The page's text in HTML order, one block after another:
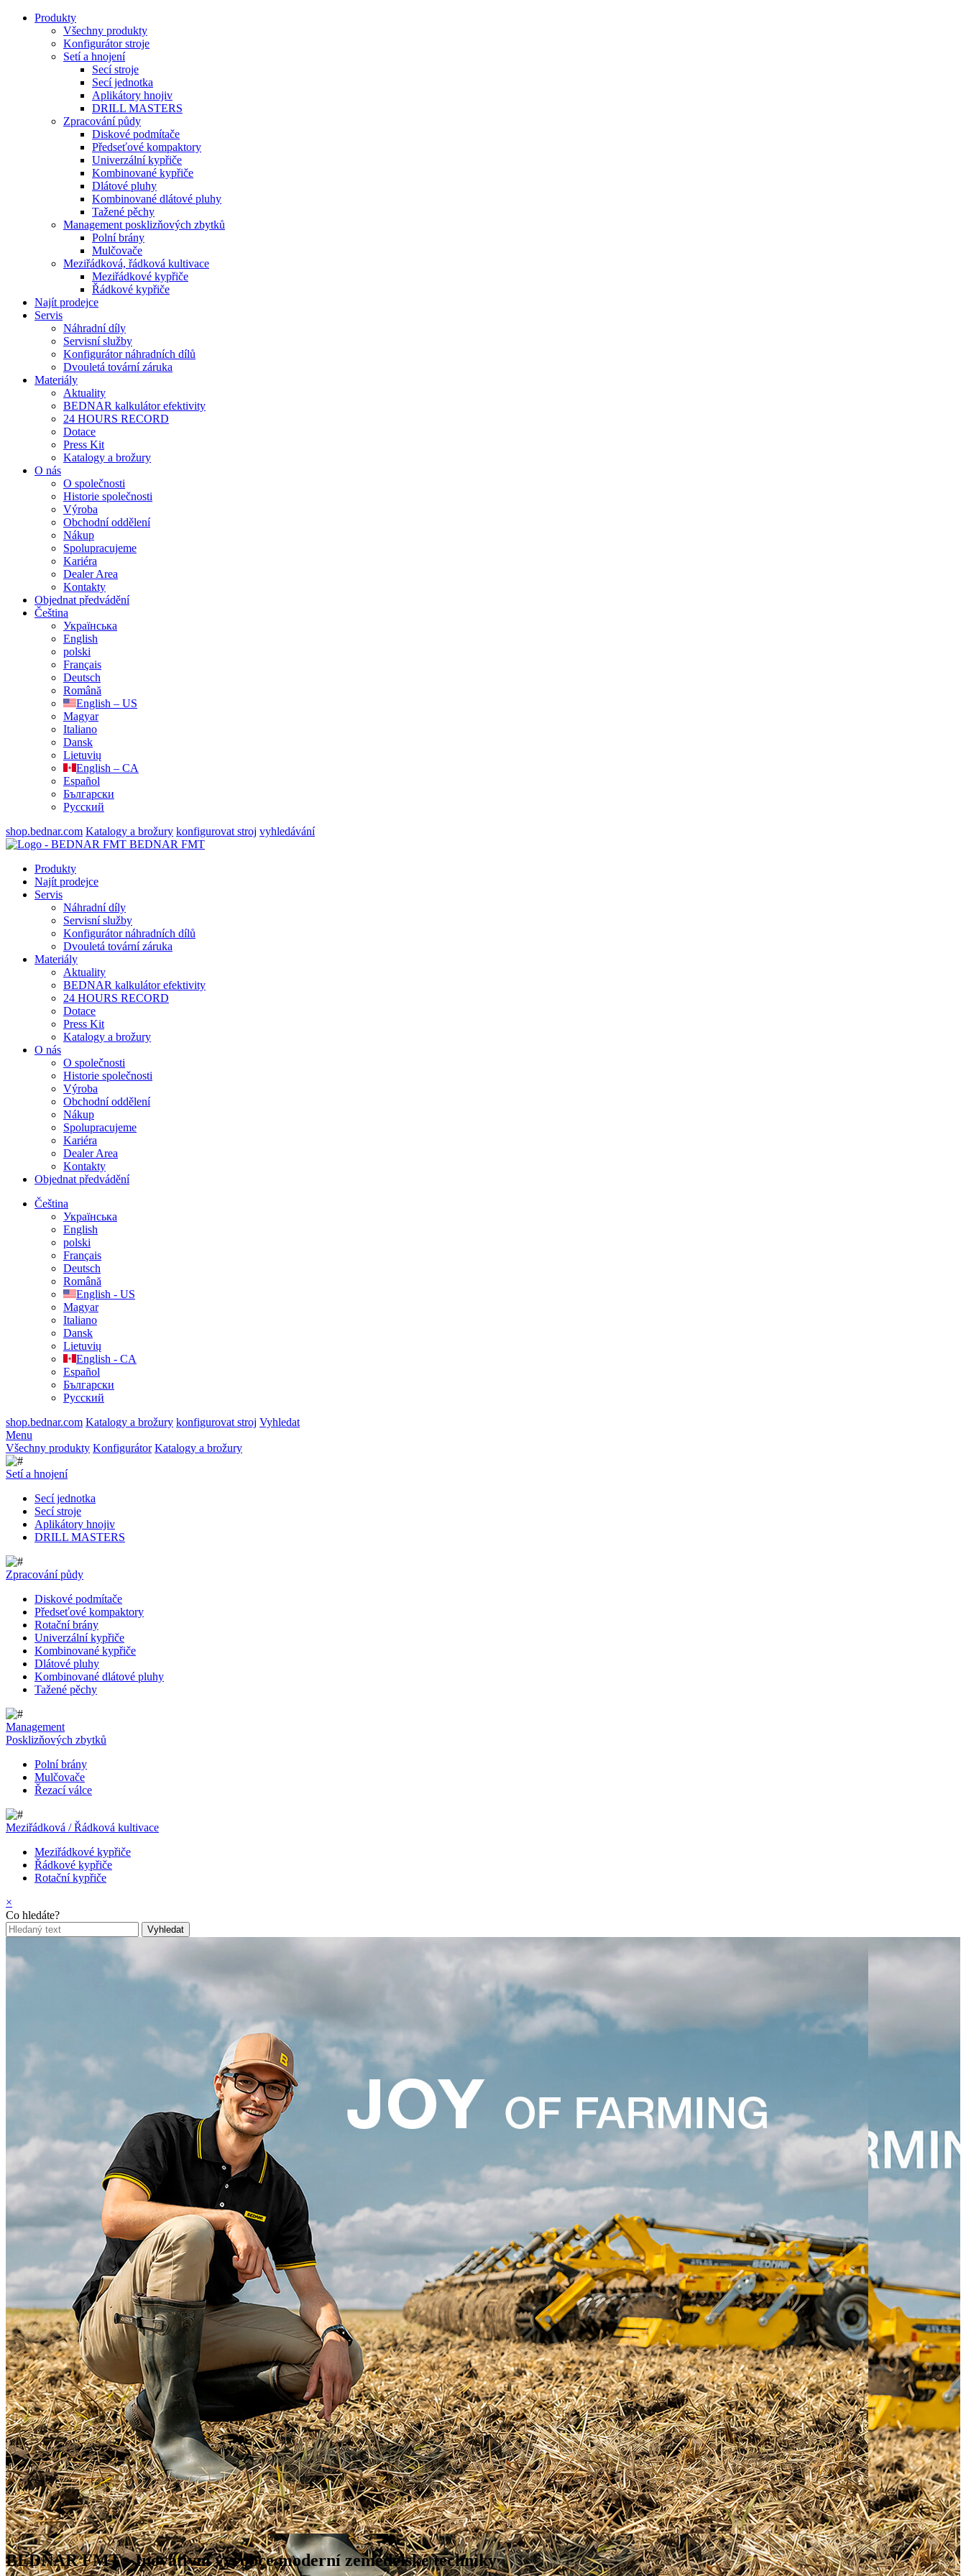
Produkty
Všechny produkty
Konfigurátor stroje
Setí a hnojení
Secí stroje
Secí jednotka
Aplikátory hnojiv
DRILL MASTERS
Zpracování půdy
Diskové podmítače
Předseťové kompaktory
Univerzální kypřiče
Kombinované kypřiče
Dlátové pluhy
Kombinované dlátové pluhy
Tažené pěchy
Management posklizňových zbytků
Polní brány
Mulčovače
Meziřádková, řádková kultivace
Meziřádkové kypřiče
Řádkové kypřiče
Najít prodejce
Servis
Náhradní díly
Servisní služby
Konfigurátor náhradních dílů
Dvouletá tovární záruka
Materiály
Aktuality
BEDNAR kalkulátor efektivity
24 HOURS RECORD
Dotace
Press Kit
Katalogy a brožury
O nás
O společnosti
Historie společnosti
Výroba
Obchodní oddělení
Nákup
Spolupracujeme
Kariéra
Dealer Area
Kontakty
Objednat předvádění
Čeština
Українська
English
polski
Français
Deutsch
Română
English – US
Magyar
Italiano
Dansk
Lietuvių
English – CA
Español
Български
Русский
shop.bednar.com Katalogy a brožury konfigurovat stroj vyhledávání
BEDNAR FMT
Produkty
Najít prodejce
Servis
Náhradní díly
Servisní služby
Konfigurátor náhradních dílů
Dvouletá tovární záruka
Materiály
Aktuality
BEDNAR kalkulátor efektivity
24 HOURS RECORD
Dotace
Press Kit
Katalogy a brožury
O nás
O společnosti
Historie společnosti
Výroba
Obchodní oddělení
Nákup
Spolupracujeme
Kariéra
Dealer Area
Kontakty
Objednat předvádění
Čeština
Українська
English
polski
Français
Deutsch
Română
English - US
Magyar
Italiano
Dansk
Lietuvių
English - CA
Español
Български
Русский
shop.bednar.com Katalogy a brožury konfigurovat stroj Vyhledat
Menu
Všechny produkty Konfigurátor Katalogy a brožury
Setí a hnojení
Secí jednotka
Secí stroje
Aplikátory hnojiv
DRILL MASTERS
Zpracování půdy
Diskové podmítače
Předseťové kompaktory
Rotační brány
Univerzální kypřiče
Kombinované kypřiče
Dlátové pluhy
Kombinované dlátové pluhy
Tažené pěchy
Management
Posklizňových zbytků
Polní brány
Mulčovače
Řezací válce
Meziřádková / Řádková kultivace
Meziřádkové kypřiče
Řádkové kypřiče
Rotační kypřiče
×
Co hledáte?
BEDNAR FMT- Inovativní výrobce moderní zemědělské techniky